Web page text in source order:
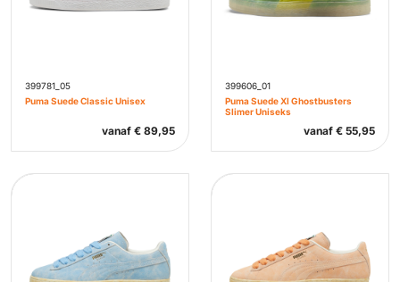
399781_05
Puma Suede Classic Unisex
vanaf € 89,95
399606_01
Puma Suede Xl Ghostbusters
Slimer Uniseks
vanaf € 55,95